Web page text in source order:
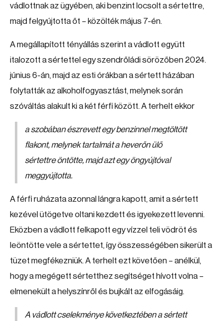
vádlottnak az ügyében, aki benzint locsolt a sértettre,
majd felgyújtotta őt – közölték május 7-én.
A megállapított tényállás szerint a vádlott együtt
italozott a sértettel egy szendrőládi sörözőben 2024.
június 6-án, majd az esti órákban a sértett házában
folytatták az alkoholfogyasztást, melynek során
szóváltás alakult ki a két férfi között. A terhelt ekkor
a szobában észrevett egy benzinnel megtöltött
flakont, melynek tartalmát a heverőn ülő
sértettre öntötte, majd azt egy öngyújtóval
meggyújtotta.
A férfi ruházata azonnal lángra kapott, amit a sértett
kezével ütögetve oltani kezdett és igyekezett levenni.
Eközben a vádlott felkapott egy vízzel teli vödröt és
leöntötte vele a sértettet, így összességében sikerült a
tüzet megfékezniük. A terhelt ezt követően – anélkül,
hogy a megégett sértetthez segítséget hívott volna –
elmenekült a helyszínről és bujkált az elfogásáig.
A vádlott cselekménye következtében a sértett